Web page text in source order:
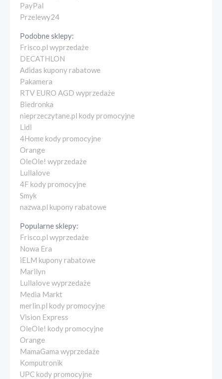
PayPal
Przelewy24
Podobne sklepy:
Frisco.pl wyprzedaże
DECATHLON
Adidas kupony rabatowe
Pakamera
RTV EURO AGD wyprzedaże
Biedronka
nieprzeczytane.pl kody promocyjne
Lidl
4Home kody promocyjne
Orange
OleOle! wyprzedaże
Lullalove
4F kody promocyjne
Smyk
nazwa.pl kupony rabatowe
Popularne sklepy:
Frisco.pl wyprzedaże
Nowa Era
iELM kupony rabatowe
Marilyn
Lullalove wyprzedaże
Media Markt
merlin.pl kody promocyjne
Vision Express
OleOle! kody promocyjne
Orange
MamaGama wyprzedaże
Komputronik
UPC kody promocyjne